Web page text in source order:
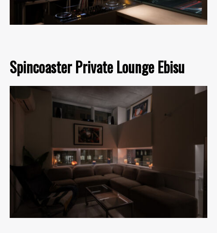
Spincoaster Private Lounge Ebisu